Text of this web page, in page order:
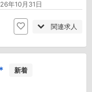
年10月31日
関連求人
新着